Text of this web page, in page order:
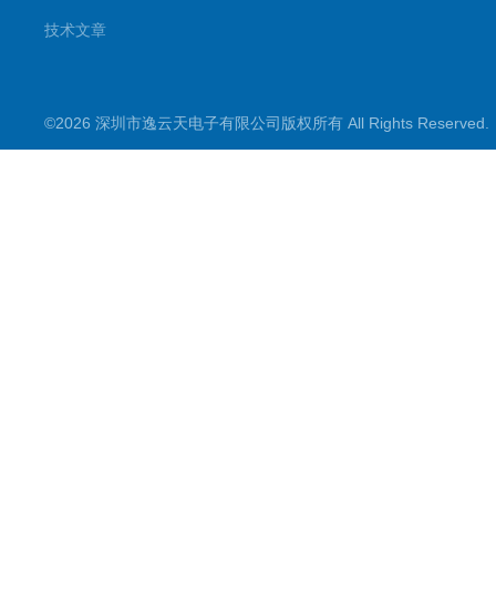
技术文章
©2026 深圳市逸云天电子有限公司版权所有 All Rights